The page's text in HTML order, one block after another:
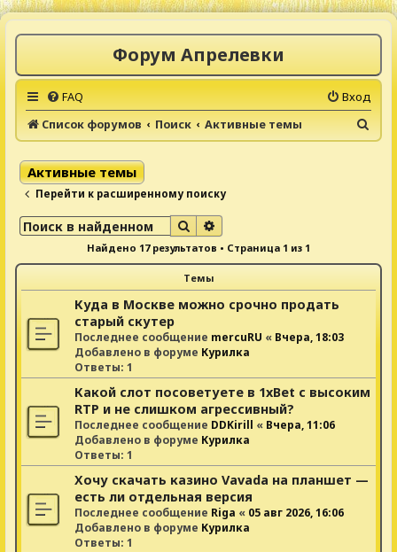
Форум Апрелевки
FAQ
Вход
Список форумов
Поиск Активные темы
о
Активные темы
Перейти к расширенному поиску
Поиск
Найдено 17 результатов • Страница 1 из 1
Темы
Куда в Москве можно срочно продать
старый скутер
Последнее сообщение mercuRU « Вчера, 18:03
Добавлено в форуме Курилка
Ответы: 1
Какой слот посоветуете в 1xBet с высоким
RTP и не слишком агрессивный?
Последнее сообщение DDKirill « Вчера, 11:06
Добавлено в форуме Курилка
Ответы: 1
Хочу скачать казино Vavada на планшет —
есть ли отдельная версия
Последнее сообщение Riga « 05 авг 2026, 16:06
Добавлено в форуме Курилка
Ответы: 1